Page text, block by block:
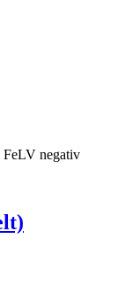
FeLV negativ